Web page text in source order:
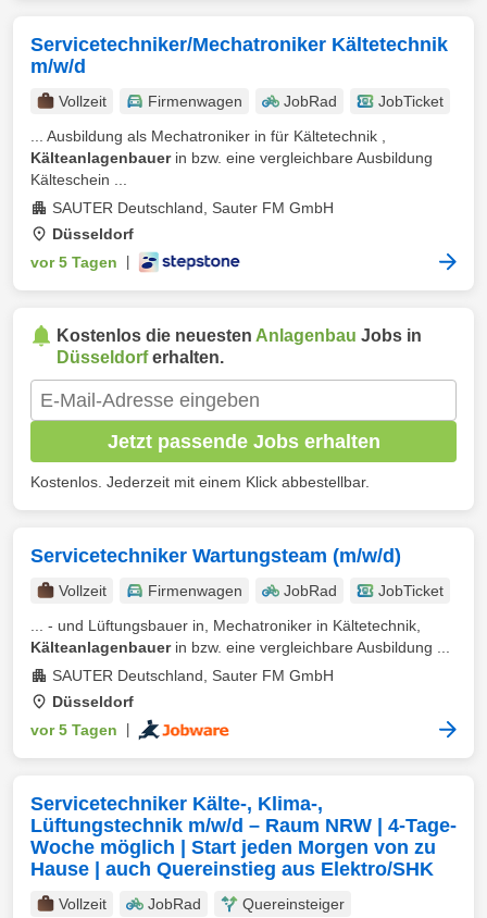
Servicetechniker/Mechatroniker Kältetechnik
m/w/d
Vollzeit Firmenwagen JobRad
JobTicket
... Ausbildung als Mechatroniker in für Kältetechnik ,
Kälteanlagenbauerin bzw. eine vergleichbare Ausbildung
Kälteschein ...
SAUTER Deutschland, Sauter FM GmbH
Düsseldorf
vor 5 Tagen
Kostenlos die neuesten Anlagenbau Jobs in
Düsseldorferhalten.
Jetzt passende Jobs erhalten
Kostenlos. Jederzeit mit einem Klick abbestellbar.
Servicetechniker Wartungsteam (m/w/d)
Vollzeit Firmenwagen JobRad
JobTicket
... - und Lüftungsbauer in, Mechatroniker in Kältetechnik,
Kälteanlagenbauerin bzw. eine vergleichbare Ausbildung ...
SAUTER Deutschland, Sauter FM GmbH
Düsseldorf
vor 5 Tagen
Servicetechniker Kälte-, Klima-,
Lüftungstechnik m/w/d – Raum NRW | 4-Tage-
Woche möglich | Start jeden Morgen von zu
Hause | auch Quereinstieg aus Elektro/SHK
Vollzeit JobRad Quereinsteiger